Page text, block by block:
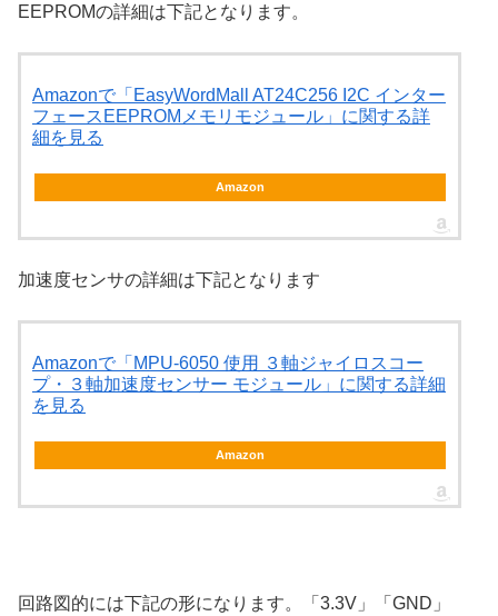
EEPROMの詳細は下記となります。
Amazonで「EasyWordMall AT24C256 I2C インター
フェースEEPROMメモリモジュール」に関する詳
細を見る
Amazon
加速度センサの詳細は下記となります
Amazonで「MPU-6050 使用 ３軸ジャイロスコー
プ・３軸加速度センサー モジュール」に関する詳細
を見る
Amazon
回路図的には下記の形になります。「3.3V」「GND」